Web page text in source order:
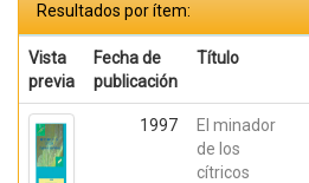
Resultados por ítem:
Vista
previa
Fecha de
publicación
Título
1997
El minador
de los
cítricos